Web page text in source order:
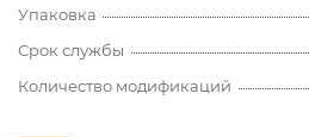
Упаковка
Срок службы
Количество модификаций